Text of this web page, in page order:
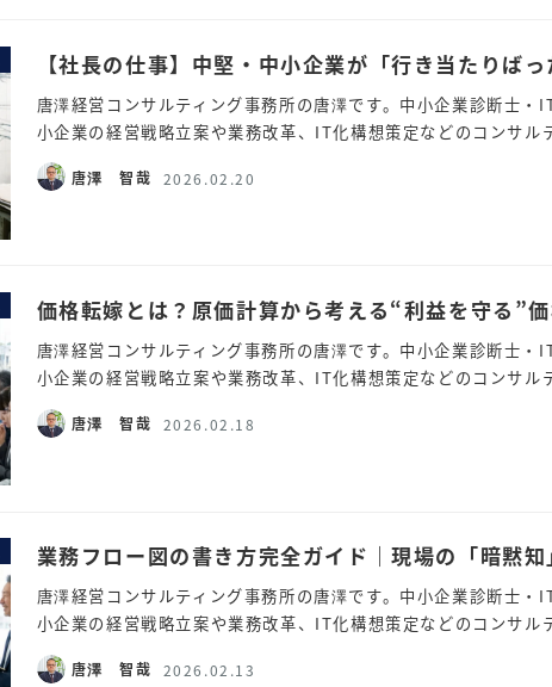
【社長の仕事】中堅・中小企業が「行き当たりば
唐澤経営コンサルティング事務所の唐澤です。中小企業診断士
小企業の経営戦略立案や業務改革、IT化構想策定などのコンサ
唐澤 智哉 2026.02.20
価格転嫁とは？原価計算から考える“利益を守る”
唐澤経営コンサルティング事務所の唐澤です。中小企業診断士
小企業の経営戦略立案や業務改革、IT化構想策定などのコンサ
唐澤 智哉 2026.02.18
業務フロー図の書き方完全ガイド｜現場の「暗黙
唐澤経営コンサルティング事務所の唐澤です。中小企業診断士
小企業の経営戦略立案や業務改革、IT化構想策定などのコンサ
唐澤 智哉 2026.02.13